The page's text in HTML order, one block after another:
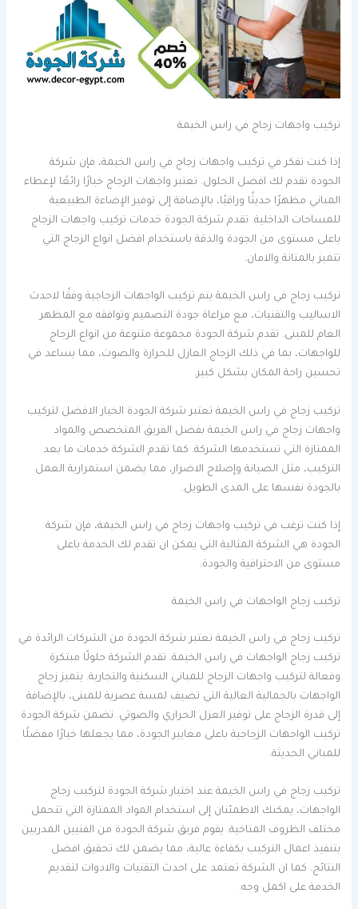
تركيب واجهات زجاج في راس الخيمة
إذا كنت تفكر في تركيب واجهات زجاج في راس الخيمة، فإن شركة
الجودة تقدم لك افضل الحلول. تعتبر واجهات الزجاج خيارًا رائعًا لإعطاء
المباني مظهرًا حديثًا وراقيًا، بالإضافة إلى توفير الإضاءة الطبيعية
للمساحات الداخلية. تقدم شركة الجودة خدمات تركيب واجهات الزجاج
باعلى مستوى من الجودة والدقة باستخدام افضل انواع الزجاج التي
تتميز بالمتانة والامان.
تركيب زجاج في راس الخيمة يتم تركيب الواجهات الزجاجية وفقًا لاحدث
الاساليب والتقنيات، مع مراعاة جودة التصميم وتوافقه مع المظهر
العام للمبنى. تقدم شركة الجودة مجموعة متنوعة من انواع الزجاج
للواجهات، بما في ذلك الزجاج العازل للحرارة والصوت، مما يساعد في
تحسين راحة المكان بشكل كبير.
تركيب زجاج في راس الخيمة تعتبر شركة الجودة الخيار الافضل لتركيب
واجهات زجاج في راس الخيمة بفضل الفريق المتخصص والمواد
الممتازة التي تستخدمها الشركة. كما تقدم الشركة خدمات ما بعد
التركيب، مثل الصيانة وإصلاح الاضرار، مما يضمن استمرارية العمل
بالجودة نفسها على المدى الطويل.
إذا كنت ترغب في تركيب واجهات زجاج في راس الخيمة، فإن شركة
الجودة هي الشركة المثالية التي يمكن ان تقدم لك الخدمة باعلى
مستوى من الاحترافية والجودة.
تركيب زجاج الواجهات في راس الخيمة
تركيب زجاج في راس الخيمة تعتبر شركة الجودة من الشركات الرائدة في
تركيب زجاج الواجهات في راس الخيمة. تقدم الشركة حلولًا مبتكرة
وفعالة لتركيب واجهات الزجاج للمباني السكنية والتجارية. يتميز زجاج
الواجهات بالجمالية العالية التي تضيف لمسة عصرية للمبنى، بالإضافة
إلى قدرة الزجاج على توفير العزل الحراري والصوتي. تضمن شركة الجودة
تركيب الواجهات الزجاجية باعلى معايير الجودة، مما يجعلها خيارًا مفضلًا
للمباني الحديثة.
تركيب زجاج في راس الخيمة عند اختيار شركة الجودة لتركيب زجاج
الواجهات، يمكنك الاطمئنان إلى استخدام المواد الممتازة التي تتحمل
مختلف الظروف المناخية. يقوم فريق شركة الجودة من الفنيين المدربين
بتنفيذ اعمال التركيب بكفاءة عالية، مما يضمن لك تحقيق افضل
النتائج. كما ان الشركة تعتمد على احدث التقنيات والادوات لتقديم
الخدمة على اكمل وجه.